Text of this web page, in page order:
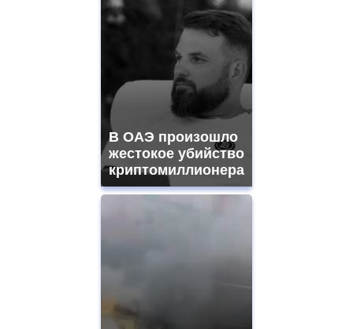
В ОАЭ произошло
жестокое убийство
криптомиллионера